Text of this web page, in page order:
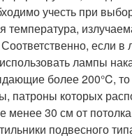
учесть при
температура,
если в
лампы
более 200°C,
патроны которых
менее 30 см от
подвесного